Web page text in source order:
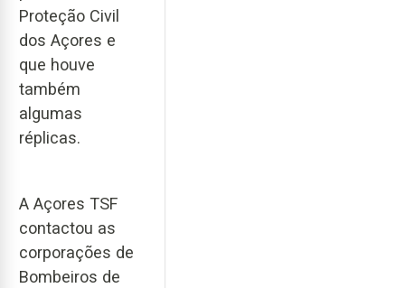
Proteção Civil
dos Açores e
que houve
também
algumas
réplicas.
A Açores TSF
contactou as
corporações de
Bombeiros de